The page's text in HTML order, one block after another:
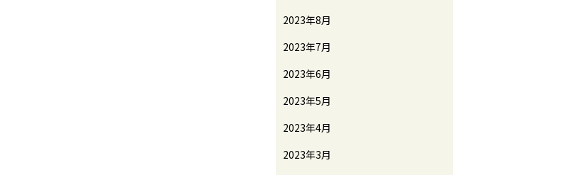
2023年8月
2023年7月
2023年6月
2023年5月
2023年4月
2023年3月